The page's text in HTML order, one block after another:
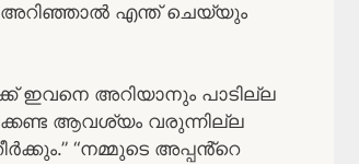
അറിഞ്ഞാൽ എന്ത് ചെയ്യും
ഇവനെ അറിയാനും പാടില്ല
ആവശ്യം വരുന്നില്ല
“നമ്മുടെ അപ്പൻ്റെ